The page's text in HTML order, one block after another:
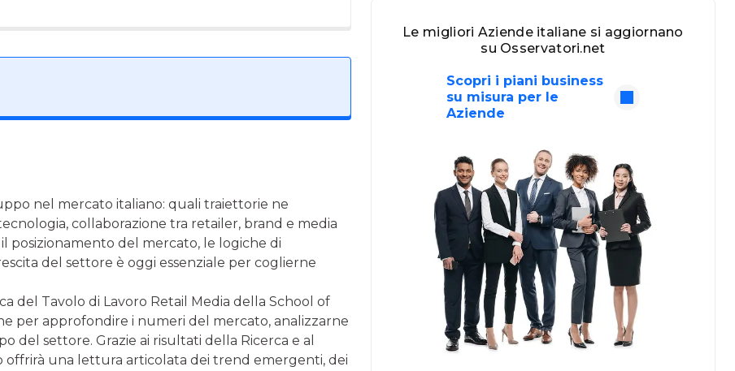
nel mercato italiano: quali traiettorie ne
collaborazione tra retailer, brand e media
posizionamento del mercato, le logiche di
del settore è oggi essenziale per coglierne
del Tavolo di Lavoro Retail Media della School of
per approfondire i numeri del mercato, analizzarne
del settore. Grazie ai risultati della Ricerca e al
una lettura articolata dei trend emergenti, dei
Le migliori Aziende italiane si aggiornano
su Osservatori.net
Scopri i piani business
su misura per le
Aziende